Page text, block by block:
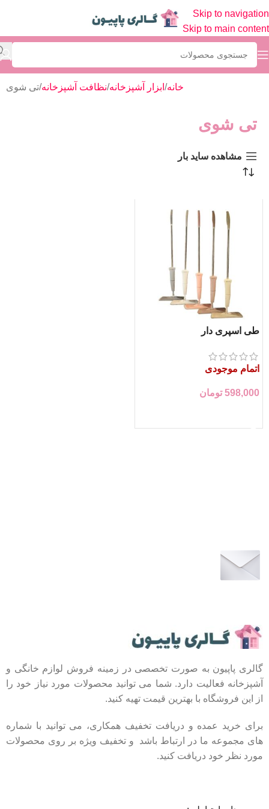
Skip to navigation
Skip to main content
خانه ابزار آشپزخانه نظافت آشپزخانه تی شوی
تی شوی
مشاهده ساید بار
طی اسپری دار
اتمام موجودی
598,000 تومان
گالری پاپیون به صورت تخصصی در زمینه فروش لوازم خانگی و
آشپزخانه فعالیت دارد. شما می توانید محصولات مورد نیاز خود را
از این فروشگاه با بهترین قیمت تهیه کنید.
برای خرید عمده و دریافت تخفیف همکاری، می توانید با شماره
های مجموعه ما در ارتباط باشد و تخفیف ویژه بر روی محصولات
مورد نظر خود دریافت کنید.